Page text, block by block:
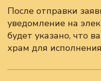
После отправки
уведомление на
будет указано, что
храм для